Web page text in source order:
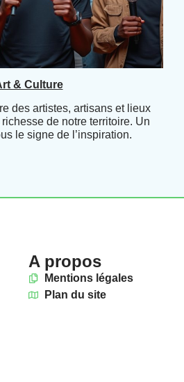
& Culture
des artistes, artisans et lieux
de notre territoire. Un
le signe de l’inspiration.
A propos
Mentions légales
Plan du site